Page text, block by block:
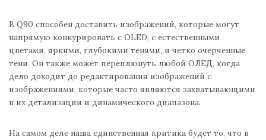
В Q90 способен доставить изображений, которые могут
напрямую конкурировать с OLED, с естественными
цветами, яркими, глубокими тенями, и четко очерченные
тени. Он также может переплюнуть любой ОЛЕД, когда
дело доходит до редактирования изображений с
изображениями, которые часто являются захватывающими
в их детализации и динамического диапазона.
На самом деле наша единственная критика будет то, что в